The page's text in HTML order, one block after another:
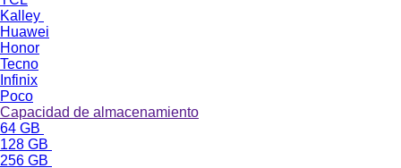
Kalley
Huawei
Honor
Tecno
Infinix
Poco
Capacidad de almacenamiento
64 GB
128 GB
256 GB